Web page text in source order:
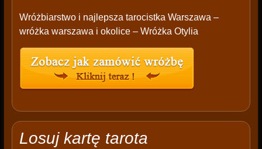
Wróżbiarstwo i najlepsza tarocistka Warszawa –
wróżka warszawa i okolice – Wróżka Otylia
Losuj kartę tarota